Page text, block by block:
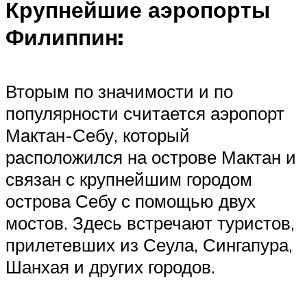
Крупнейшие аэропорты
Филиппин:
Вторым по значимости и по
популярности считается аэропорт
Мактан-Себу, который
расположился на острове Мактан и
связан с крупнейшим городом
острова Себу с помощью двух
мостов. Здесь встречают туристов,
прилетевших из Сеула, Сингапура,
Шанхая и других городов.